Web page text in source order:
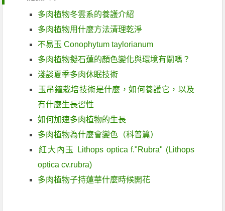
多肉植物冬雲系的養護介紹
多肉植物用什麼方法清理乾淨
不易玉 Conophytum taylorianum
多肉植物擬石蓮的顏色變化與環境有關嗎？
淺談夏季多肉休眠技術
玉吊鐘栽培技術是什麼，如何養護它，以及
有什麼生長習性
如何加速多肉植物的生長
多肉植物為什麼會變色（科普篇）
紅大內玉 Lithops optica f."Rubra" (Lithops
optica cv.rubra)
多肉植物子持蓮華什麼時候開花